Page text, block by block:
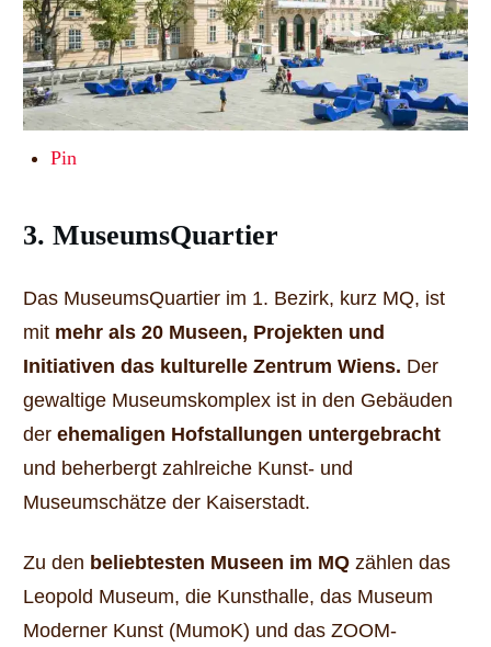
Pin
3. MuseumsQuartier
Das MuseumsQuartier im 1. Bezirk, kurz MQ, ist
mit mehr als 20 Museen, Projekten und
Initiativen das kulturelle Zentrum Wiens. Der
gewaltige Museumskomplex ist in den Gebäuden
der ehemaligen Hofstallungen untergebracht
und beherbergt zahlreiche Kunst- und
Museumschätze der Kaiserstadt.
Zu den beliebtesten Museen im MQ zählen das
Leopold Museum, die Kunsthalle, das Museum
Moderner Kunst (MumoK) und das ZOOM-